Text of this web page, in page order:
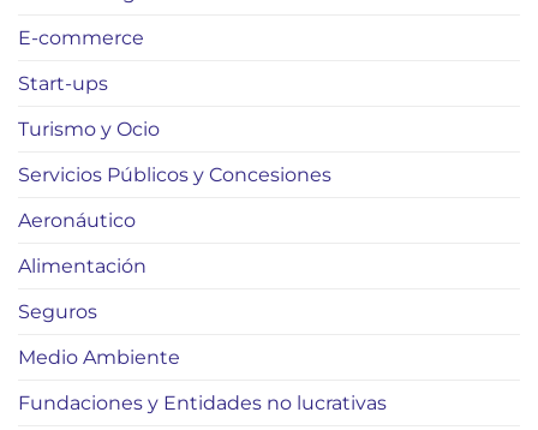
E-commerce
Start-ups
Turismo y Ocio
Servicios Públicos y Concesiones
Aeronáutico
Alimentación
Seguros
Medio Ambiente
Fundaciones y Entidades no lucrativas